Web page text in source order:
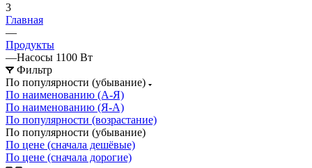
3
Главная
—
Продукты
—Насосы 1100 Вт
Фильтр
По популярности (убывание)
По наименованию (А-Я)
По наименованию (Я-А)
По популярности (возрастание)
По популярности (убывание)
По цене (сначала дешёвые)
По цене (сначала дорогие)